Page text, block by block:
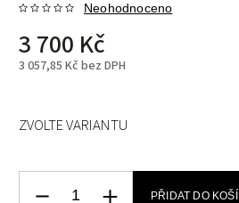
Neohodnoceno
3 700 Kč
3 057,85 Kč bez DPH
ZVOLTE VARIANTU
PŘIDAT DO